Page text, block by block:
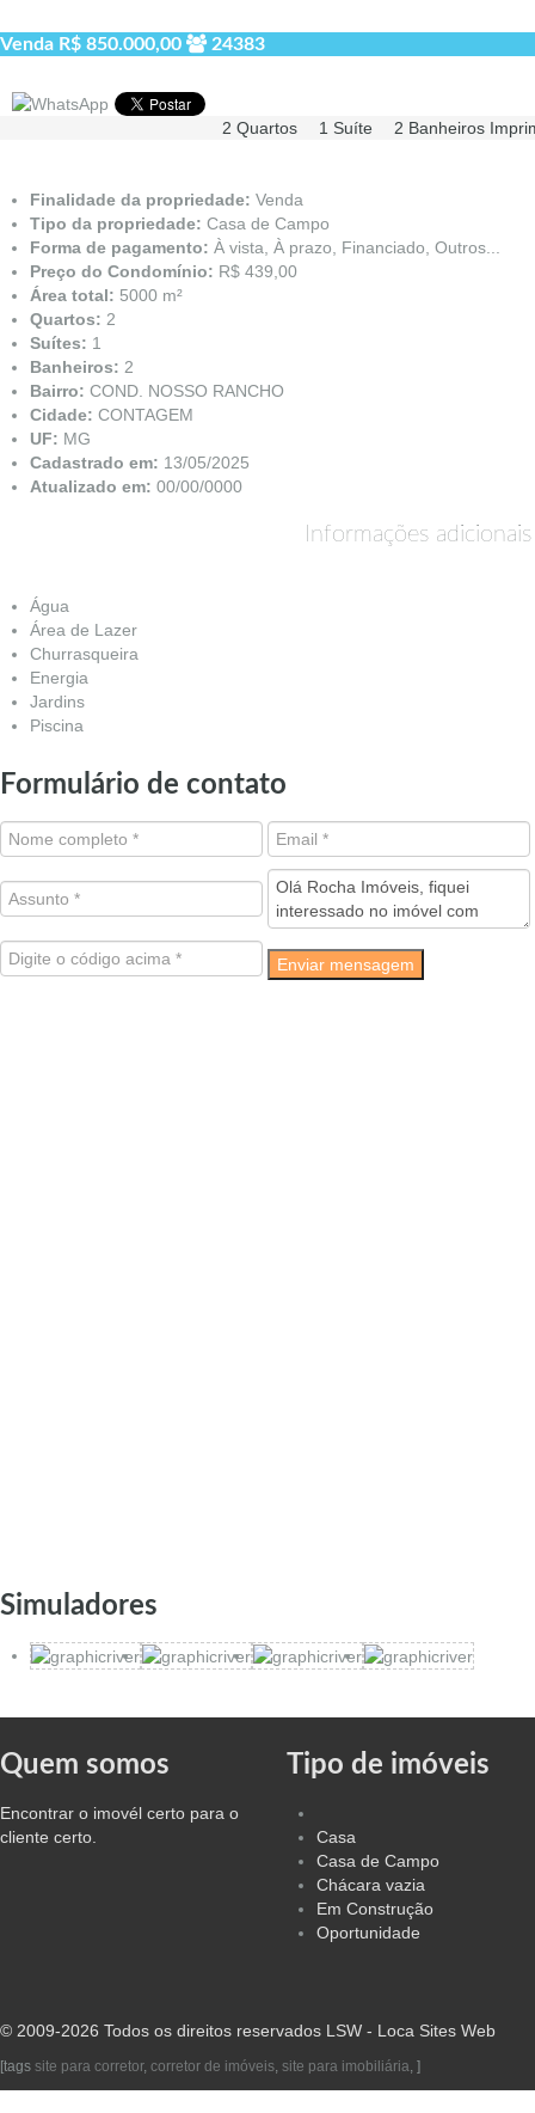
Venda R$ 850.000,00 24383
2 Quartos 1 Suíte 2 Banheiros
Finalidade da propriedade: Venda
Tipo da propriedade: Casa de Campo
Forma de pagamento: À vista, À prazo, Financiado, Outros...
Preço do Condomínio: R$ 439,00
Área total: 5000 m²
Quartos: 2
Suítes: 1
Banheiros: 2
Bairro: COND. NOSSO RANCHO
Cidade: CONTAGEM
UF: MG
Cadastrado em: 13/05/2025
Atualizado em: 00/00/0000
Informações adicionais
Água
Área de Lazer
Churrasqueira
Energia
Jardins
Piscina
Formulário de contato
Enviar mensagem
Simuladores
Quem somos
Encontrar o imovél certo para o
cliente certo.
Tipo de imóveis
Casa
Casa de Campo
Chácara vazia
Em Construção
Oportunidade
© 2009-2026 Todos os direitos reservados LSW - Loca Sites Web
[tags site para corretor, corretor de imóveis site para imobiliária , ]